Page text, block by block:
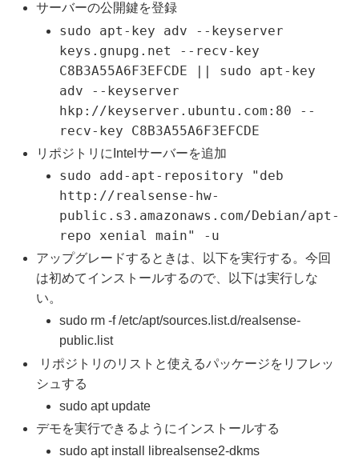
サーバーの公開鍵を登録
sudo apt-key adv --keyserver
keys.gnupg.net --recv-key
C8B3A55A6F3EFCDE || sudo apt-key
adv --keyserver
hkp://keyserver.ubuntu.com:80 --
recv-key C8B3A55A6F3EFCDE
リポジトリにIntelサーバーを追加
sudo add-apt-repository "deb
http://realsense-hw-
public.s3.amazonaws.com/Debian/apt-
repo xenial main" -u
アップグレードするときは、以下を実行する。今回
は初めてインストールするので、以下は実行しな
い。
sudo rm -f /etc/apt/sources.list.d/realsense-
public.list
リポジトリのリストと使えるパッケージをリフレッ
シュする
sudo apt update
デモを実行できるようにインストールする
sudo apt install librealsense2-dkms